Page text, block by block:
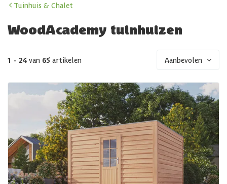
Tuinhuis & Chalet
WoodAcademy tuinhuizen
1 - 24 van 65 artikelen Aanbevolen